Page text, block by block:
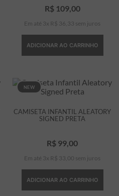
R$ 109, 00
Em até 3 x R$ 36 33 sem juros
ADICIONAR AO CARRINHO
NEW
CAMISETA INFANTIL ALEATORY
SIGNED PRETA
R$ 99 00
Em até 3 x R$ 33 00 sem juros
ADICIONAR AO CARRINHO